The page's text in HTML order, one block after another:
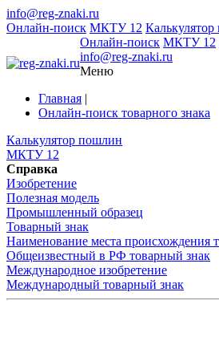
info@reg-znaki.ru
Онлайн-поиск МКТУ 12
Онлайн-поиск МКТУ 12
info@reg-znaki.ru
Меню
Главная |
Онлайн-поиск товарного знака
Калькулятор пошлин
МКТУ 12
Справка
Изобретение
Полезная модель
Промышленный образец
Товарный знак
Наименование места происхождения
Общеизвестный в РФ товарный знак
Международное изобретение
Международный товарный знак